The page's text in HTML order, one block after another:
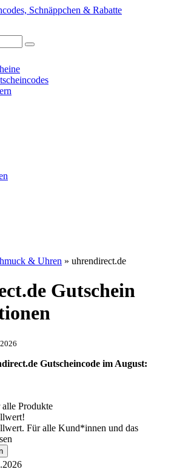
& Uhren » uhrendirect.de
Gutschein
Gutscheincode im August:
Produkte
Für alle Kund*innen und das